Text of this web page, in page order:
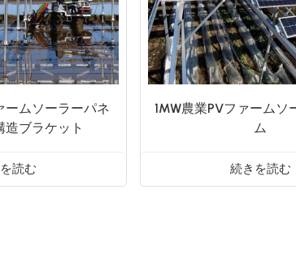
ームソーラーパネ
造ブラケット
読む
1MW農業PVファームソ
ム
続きを読む